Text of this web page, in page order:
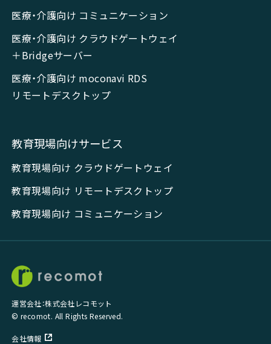
医療・介護向け コミュニケーション
医療・介護向け クラウドゲートウェイ
＋Bridgeサーバー
医療・介護向け moconavi RDS
リモートデスクトップ
教育現場向けサービス
教育現場向け クラウドゲートウェイ
教育現場向け リモートデスクトップ
教育現場向け コミュニケーション
運営会社：株式会社レコモット
© recomot. All Rights Reserved.
会社情報